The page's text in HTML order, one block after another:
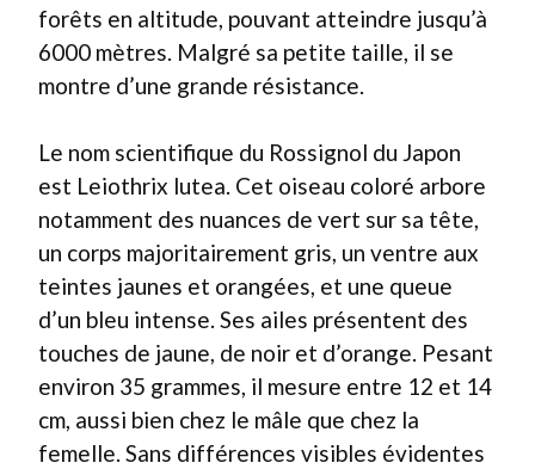
forêts en altitude, pouvant atteindre jusqu’à
6000 mètres. Malgré sa petite taille, il se
montre d’une grande résistance.
Le nom scientifique du Rossignol du Japon
est Leiothrix lutea. Cet oiseau coloré arbore
notamment des nuances de vert sur sa tête,
un corps majoritairement gris, un ventre aux
teintes jaunes et orangées, et une queue
d’un bleu intense. Ses ailes présentent des
touches de jaune, de noir et d’orange. Pesant
environ 35 grammes, il mesure entre 12 et 14
cm, aussi bien chez le mâle que chez la
femelle. Sans différences visibles évidentes